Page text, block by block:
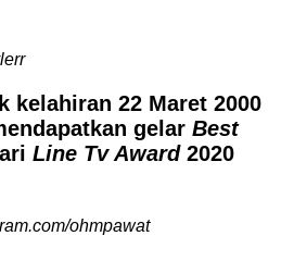
kelahiran 22 Maret 2000
gelar Best
Line Tv Award2020
ohmpawat